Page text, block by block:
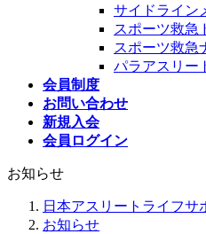
サイドライン
スポーツ救急
スポーツ救急
パラアスリー
会員制度
お問い合わせ
新規入会
会員ログイン
お知らせ
日本アスリートライフサ
お知らせ